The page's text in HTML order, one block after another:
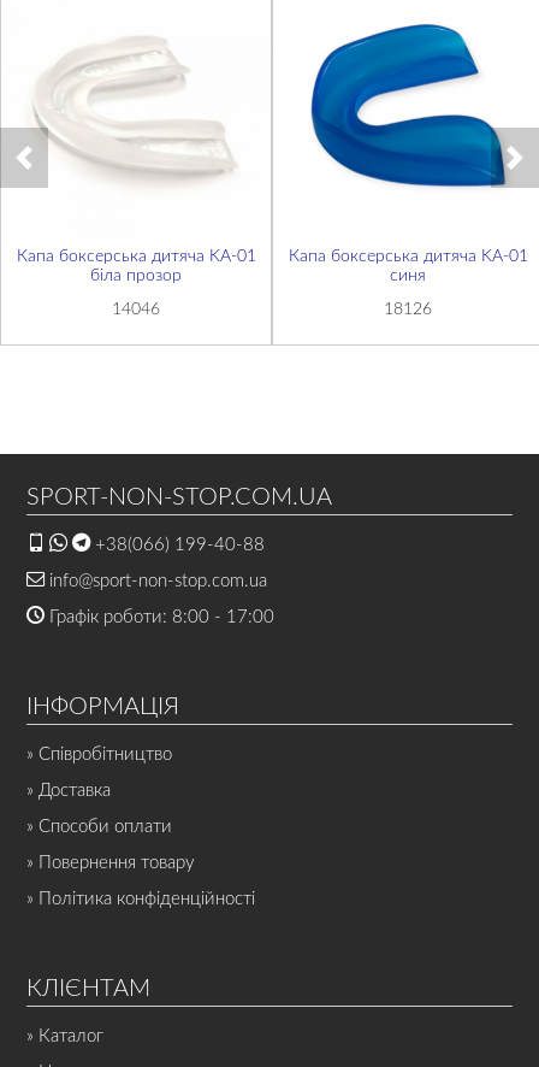
Капа боксерська дитяча KA-01
біла прозор
14046
Капа боксерська дитяча KA-01
синя
18126
SPORT-NON-STOP.COM.UA
+38(066) 199-40-88
info@sport-non-stop.com.ua
Графік роботи: 8:00 - 17:00
ІНФОРМАЦІЯ
» Співробітництво
» Доставка
» Способи оплати
» Повернення товару
» Політика конфіденційності
КЛІЄНТАМ
» Каталог